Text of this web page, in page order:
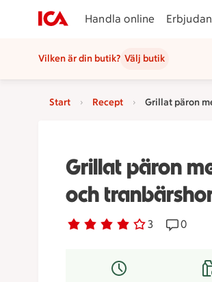
Handla online
Vilken är din butik? Välj butik
Start Recept Grillat päron
Grillat päron
och
Betyg 4 av 5. 3
3 personer har röstatReceptet
0